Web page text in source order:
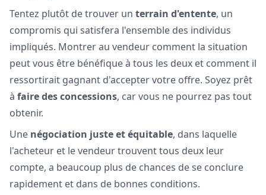
Tentez plutôt de trouver un terrain d'entente, un
compromis qui satisfera l'ensemble des individus
impliqués. Montrer au vendeur comment la situation
peut vous être bénéfique à tous les deux et comment il
ressortirait gagnant d'accepter votre offre. Soyez prêt
à faire des concessions, car vous ne pourrez pas tout
obtenir.
Une négociation juste et équitable, dans laquelle
l'acheteur et le vendeur trouvent tous deux leur
compte, a beaucoup plus de chances de se conclure
rapidement et dans de bonnes conditions.